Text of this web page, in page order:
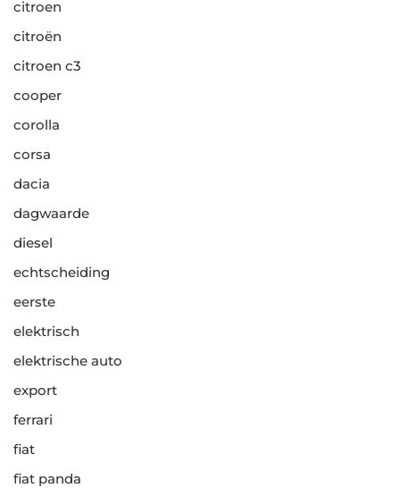
citroen
citroën
citroen c3
cooper
corolla
corsa
dacia
dagwaarde
diesel
echtscheiding
eerste
elektrisch
elektrische auto
export
ferrari
fiat
fiat panda